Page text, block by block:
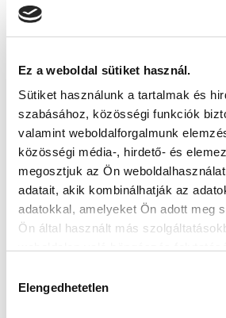
Ez a weboldal sütiket használ.
Sütiket használunk a tartalmak és
szabásához, közösségi funkciók
valamint weboldalforgalmunk
közösségi média-, hirdető- és
megosztjuk az Ön
adatait, akik kombinálhatják az
adatokkal, amelyeket Ön adott meg
Ön által használt más
kiválasztása
Elengedhetetlen
SZOMBATON RAJTOL A
NB I
2026-08-05
Fővárosi rangadót játszunk az első